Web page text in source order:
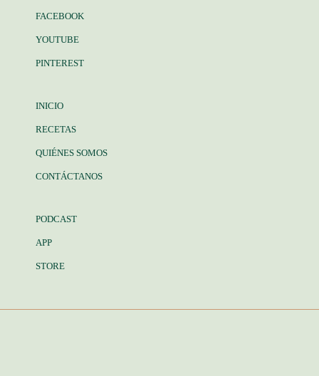
FACEBOOK
YOUTUBE
PINTEREST
INICIO
RECETAS
QUIÉNES SOMOS
CONTÁCTANOS
PODCAST
APP
STORE